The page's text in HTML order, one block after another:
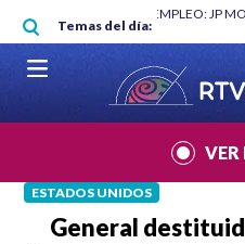
Pasar al contenido principal
Temas del día:
"HABLAR NO ES UN
VER
ESTADOS UNIDOS
General